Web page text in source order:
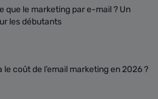
que le marketing par e-mail ? Un
les débutants
le coût de l’email marketing en 2026 ?